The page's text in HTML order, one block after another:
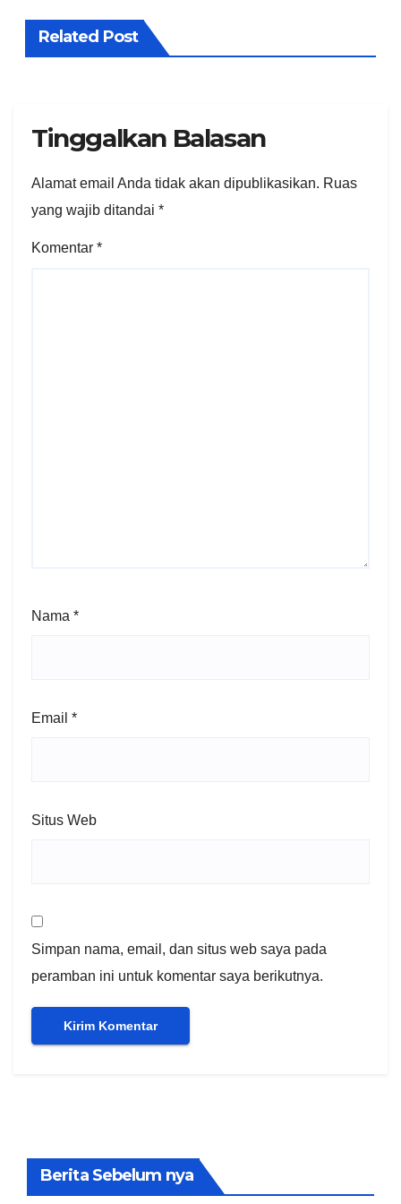
Related Post
Tinggalkan Balasan
Alamat email Anda tidak akan dipublikasikan. Ruas
yang wajib ditandai *
Komentar *
Nama *
Email *
Situs Web
Simpan nama, email, dan situs web saya pada
peramban ini untuk komentar saya berikutnya.
Berita Sebelum nya